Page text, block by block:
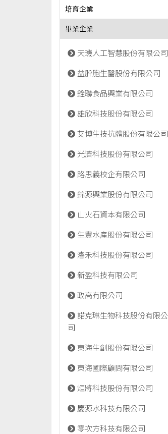
培育企業
畢業企業
天璣人工智慧股份有限公司
益肸胞生醫股份有限公司
銓聯食品興業有限公司
雄欣科技股份有限公司
艾博生技抗體股份有限公司
光濟科技股份有限公司
路思義校企有限公司
錦源興業股份有限公司
山火石資本有限公司
生豐水產股份有限公司
濬禾科技股份有限公司
新盈科技有限公司
政高有限公司
諾克琳生物科技股份有限公
司
東海生創股份有限公司
東海國際顧問有限公司
炬將科技股份有限公司
慶源水科技有限公司
零次方科技有限公司